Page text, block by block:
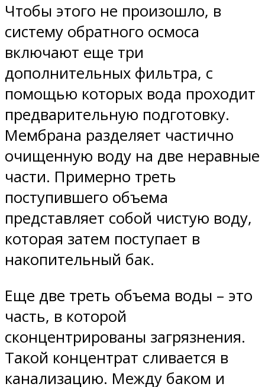
Чтобы этого не произошло, в
систему обратного осмоса
включают еще три
дополнительных фильтра, с
помощью которых вода проходит
предварительную подготовку.
Мембрана разделяет частично
очищенную воду на две неравные
части. Примерно треть
поступившего объема
представляет собой чистую воду,
которая затем поступает в
накопительный бак.
Еще две треть объема воды – это
часть, в которой
сконцентрированы загрязнения.
Такой концентрат сливается в
канализацию. Между баком и